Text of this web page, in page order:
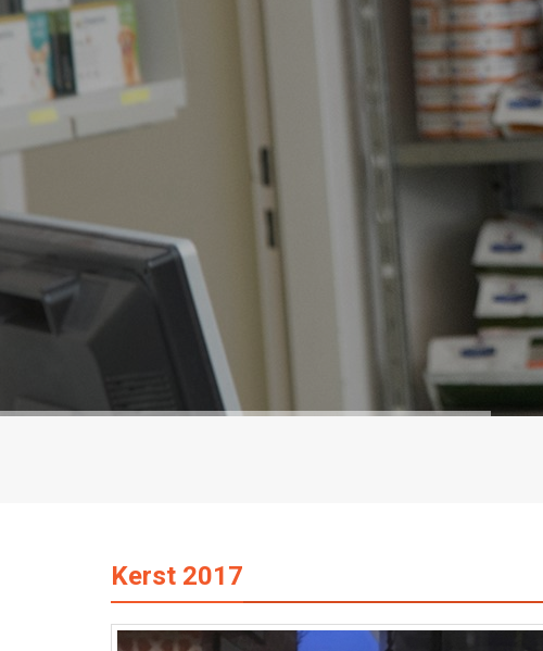
Kerst 2017